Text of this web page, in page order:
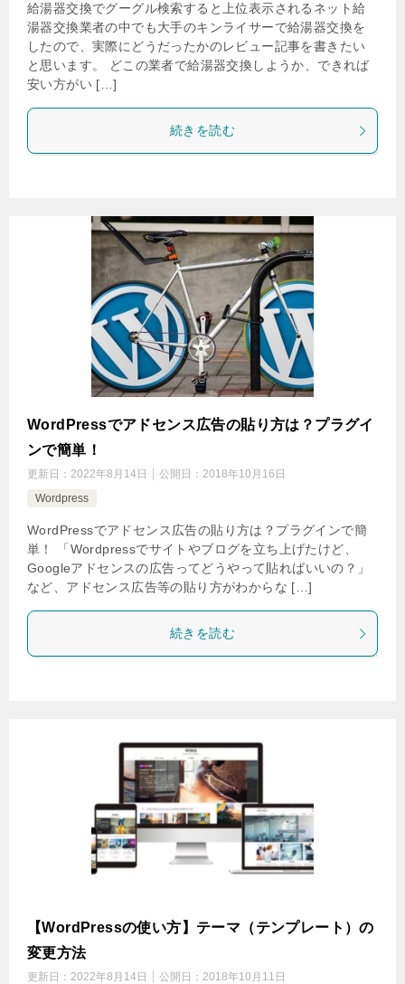
給湯器交換でグーグル検索すると上位表示されるネット給
湯器交換業者の中でも大手のキンライサーで給湯器交換を
したので、実際にどうだったかのレビュー記事を書きたい
と思います。 どこの業者で給湯器交換しようか、できれば
安い方がい […]
続きを読む
WordPressでアドセンス広告の貼り方は？プラグイ
ンで簡単！
更新日： 2022年8月14日 公開日： 2018年10月16日
Wordpress
WordPressでアドセンス広告の貼り方は？プラグインで簡
単！ 「Wordpressでサイトやブログを立ち上げたけど、
Googleアドセンスの広告ってどうやって貼ればいいの？」
など、アドセンス広告等の貼り方がわからな […]
続きを読む
【WordPressの使い方】テーマ（テンプレート）の
変更方法
更新日： 2022年8月14日 公開日： 2018年10月11日